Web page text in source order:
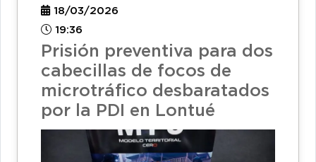
18/03/2026
19:36
Prisión preventiva para dos
cabecillas de focos de
microtráfico desbaratados
por la PDI en Lontué